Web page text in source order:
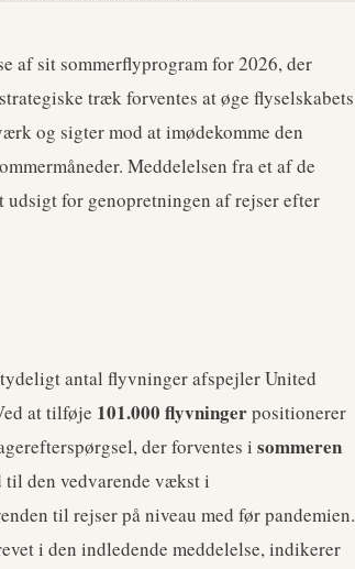
af sit sommerflyprogram for 2026, der
træk forventes at øge flyselskabets
og sigter mod at imødekomme den
Meddelelsen fra et af de
udsigt for genopretningen af rejser efter
antal flyvninger afspejler United
at tilføje 101.000 flyvningerpositionerer
der forventes i sommeren
den vedvarende vækst i
til rejser på niveau med før pandemien.
i den indledende meddelelse, indikerer